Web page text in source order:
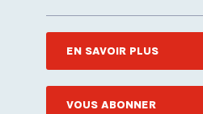
EN SAVOIR PLUS
VOUS ABONNER